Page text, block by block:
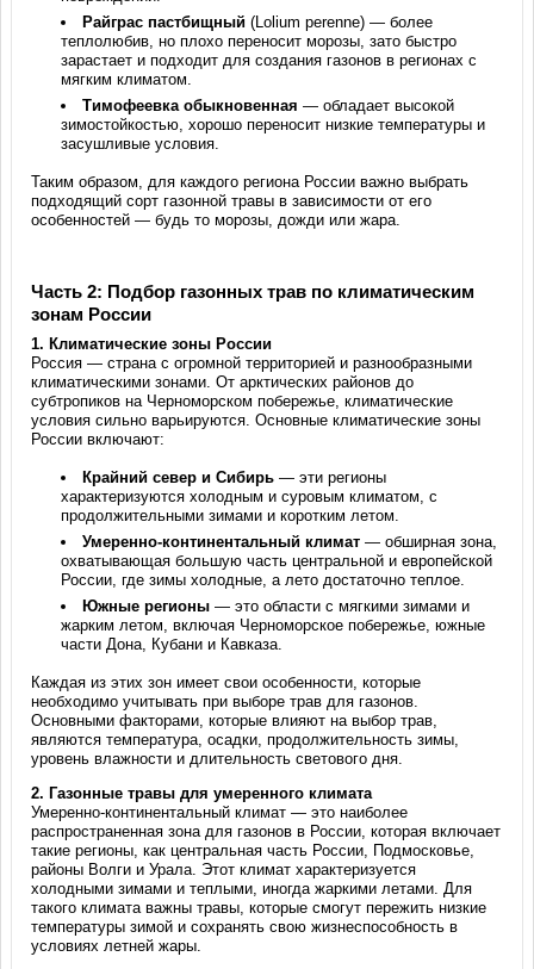
Райграс пастбищный (Lolium perenne) — более
теплолюбив, но плохо переносит морозы, зато быстро
зарастает и подходит для создания газонов в регионах с
мягким климатом.
Тимофеевка обыкновенная — обладает высокой
зимостойкостью, хорошо переносит низкие температуры и
засушливые условия.
Таким образом, для каждого региона России важно выбрать
подходящий сорт газонной травы в зависимости от его
особенностей — будь то морозы, дожди или жара.
Часть 2: Подбор газонных трав по климатическим
зонам России
1.Климатические зоны России
Россия — страна с огромной территорией и разнообразными
климатическими зонами. От арктических районов до
субтропиков на Черноморском побережье, климатические
условия сильно варьируются. Основные климатические зоны
России включают:
Крайний север и Сибирь — эти регионы
характеризуются холодным и суровым климатом, с
продолжительными зимами и коротким летом.
Умеренно-континентальный климат — обширная зона,
охватывающая большую часть центральной и европейской
России, где зимы холодные, а лето достаточно теплое.
Южные регионы — это области с мягкими зимами и
жарким летом, включая Черноморское побережье, южные
части Дона, Кубани и Кавказа.
Каждая из этих зон имеет свои особенности, которые
необходимо учитывать при выборе трав для газонов.
Основными факторами, которые влияют на выбор трав,
являются температура, осадки, продолжительность зимы,
уровень влажности и длительность светового дня.
2.Газонные травы для умеренного климата
Умеренно-континентальный климат — это наиболее
распространенная зона для газонов в России, которая включает
такие регионы, как центральная часть России, Подмосковье,
районы Волги и Урала. Этот климат характеризуется
холодными зимами и теплыми, иногда жаркими летами. Для
такого климата важны травы, которые смогут пережить низкие
температуры зимой и сохранять свою жизнеспособность в
условиях летней жары.